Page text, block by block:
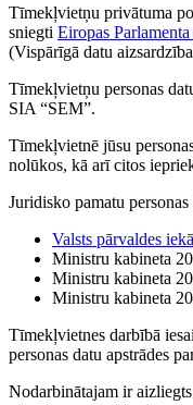
Tīmekļvietņu privātuma
sniegti Eiropas
(Vispārīgā datu
Tīmekļvietņu personas
SIA “SEM”.
Tīmekļvietnē jūsu
nolūkos, kā arī citos
Juridisko pamatu
Valsts pārvaldes
Ministru kabineta
Ministru kabineta
Ministru kabineta
Tīmekļvietnes darbībā
personas datu apstrādes
Nodarbinātajam ir